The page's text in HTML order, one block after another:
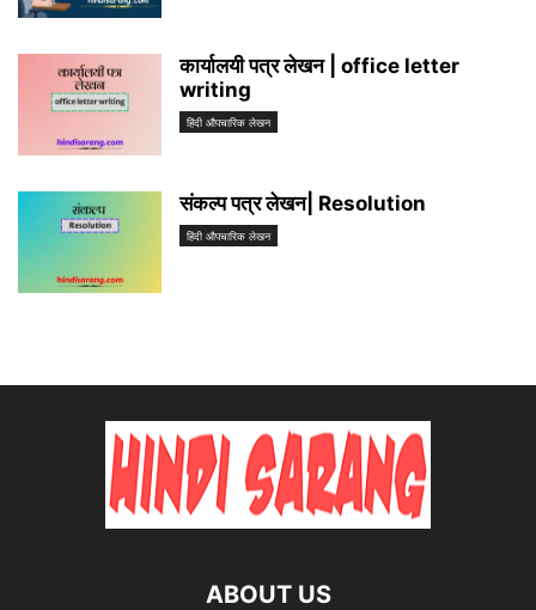
कार्यालयी पत्र लेखन | office letter
writing
हिंदी औपचारिक लेखन
संकल्प पत्र लेखन| Resolution
हिंदी औपचारिक लेखन
ABOUT US